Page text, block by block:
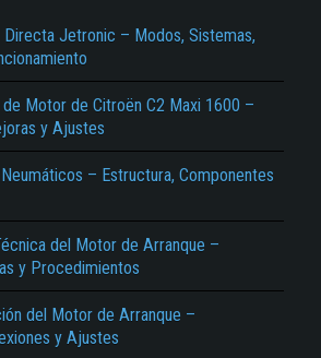
Jetronic – Modos, Sistemas,
Motor de Citroën C2 Maxi 1600 –
y Ajustes
– Estructura, Componentes
del Motor de Arranque –
y Procedimientos
del Motor de Arranque –
y Ajustes